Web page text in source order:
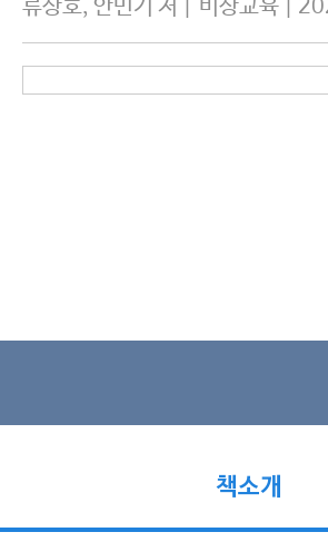
류상호, 안민기 저 | 비상교육 |
책소개